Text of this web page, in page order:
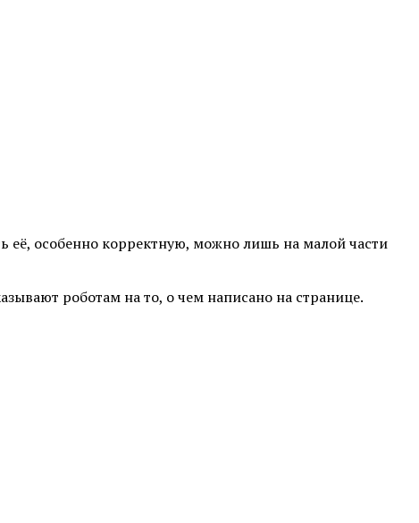
её, особенно корректную, можно лишь на малой части
роботам на то, о чем написано на странице.